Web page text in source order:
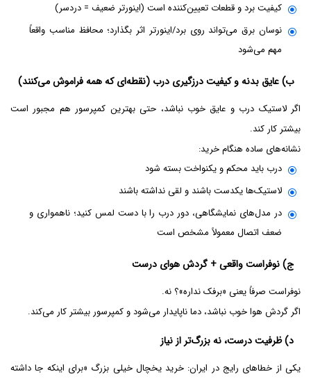
کیفیت برد و قطعات تعیین‌کننده است (اینورتر ضعیف = دردسر)
نوسان برق می‌تواند روی برد/اینورتر اثر بگذارد؛ محافظ مناسب واقعاً
مهم می‌شود
ب) عایق بدنه و کیفیت درزگیری درب (نقطه‌ای که همه فراموش می‌کنند)
اگر لاستیک درب و عایق خوب نباشد، حتی بهترین کمپرسور هم مجبور است
بیشتر کار کند.
نشانه‌های ساده هنگام خرید:
درب باید محکم و یکنواخت بسته شود
لاستیک‌ها یکدست باشند و لقی نداشته باشند
در مدل‌های نمایشگاهی، دور درب را با دست لمس کنید؛ ناهمواری و
ضعف اتصال معمولاً مشخص است
ج) نوفراست واقعی + گردش هوای درست
نوفراست صرفاً یعنی «برفک نداره»؟ نه.
اگر گردش هوا خوب نباشد، دما ناپایدار می‌شود و کمپرسور بیشتر کار می‌کند.
د) ظرفیت درست، نه بزرگ‌تر از نیاز
یکی از خطاهای رایج در ایران: خرید یخچال خیلی بزرگ «برای اینکه جا داشته